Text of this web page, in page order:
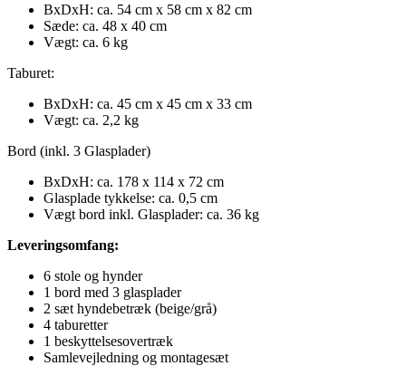
BxDxH: ca. 54 cm x 58 cm x 82 cm
Sæde: ca. 48 x 40 cm
Vægt: ca. 6 kg
Taburet:
BxDxH: ca. 45 cm x 45 cm x 33 cm
Vægt: ca. 2,2 kg
Bord (inkl. 3 Glasplader)
BxDxH: ca. 178 x 114 x 72 cm
Glasplade tykkelse: ca. 0,5 cm
Vægt bord inkl. Glasplader: ca. 36 kg
Leveringsomfang:
6 stole og hynder
1 bord med 3 glasplader
2 sæt hyndebetræk (beige/grå)
4 taburetter
1 beskyttelsesovertræk
Samlevejledning og montagesæt